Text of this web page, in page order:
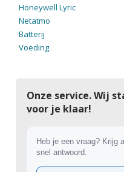
Honeywell Lyric
Netatmo
Batterij
Voeding
Onze service. Wij
voor je klaar!
Heb je een vraag? Krijg
snel antwoord.